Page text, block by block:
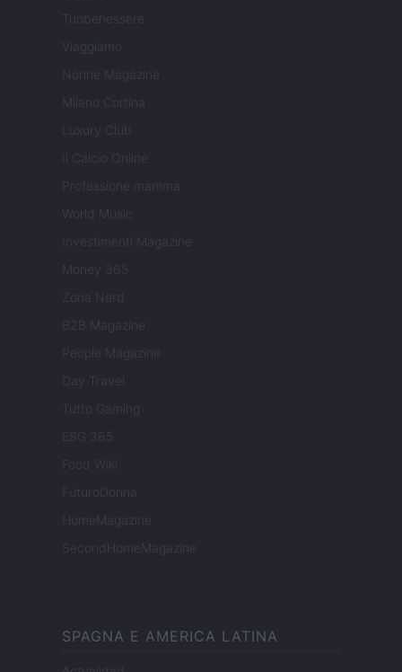
Tuobenessere
Viaggiamo
Nonne Magazine
Milano Cortina
Luxury Club
Il Calcio Online
Professione mamma
World Music
Investimenti Magazine
Money 365
Zona Nerd
B2B Magazine
People Magazine
Day Travel
Tutto Gaming
ESG 365
Food Wiki
FuturoDonna
HomeMagazine
SecondHomeMagazine
SPAGNA E AMERICA LATINA